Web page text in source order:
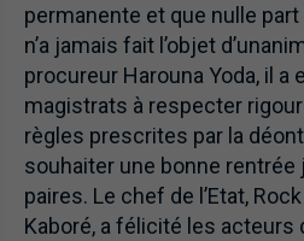
permanente et que nulle
n’a jamais fait l’objet
procureur Harouna Yoda, il a
magistrats à respecter
règles prescrites par la
souhaiter une bonne rentrée
paires. Le chef de l’Etat,
Kaboré, a félicité les acteurs